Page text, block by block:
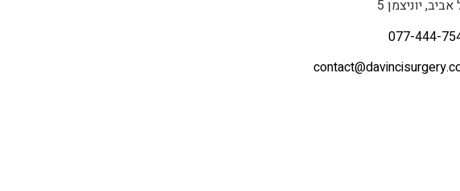
יוניצמן 5
077-444-
contact@